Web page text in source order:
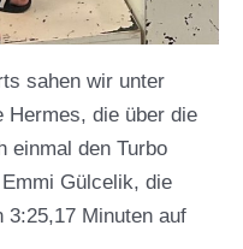
sahen wir unter
Hermes, die über die
einmal den Turbo
Gülcelik, die
3:25,17 Minuten auf